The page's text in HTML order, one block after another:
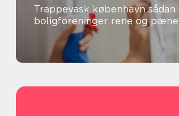
Trappevask københavn sådan sikrer
boligforeninger rene og